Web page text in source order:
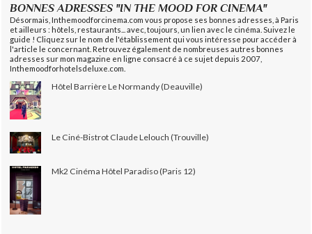
BONNES ADRESSES "IN THE MOOD FOR CINEMA"
Désormais, Inthemoodforcinema.com vous propose ses bonnes adresses, à Paris
et ailleurs : hôtels, restaurants... avec, toujours, un lien avec le cinéma. Suivez le
guide ! Cliquez sur le nom de l'établissement qui vous intéresse pour accéder à
l'article le concernant. Retrouvez également de nombreuses autres bonnes
adresses sur mon magazine en ligne consacré à ce sujet depuis 2007,
Inthemoodforhotelsdeluxe.com.
Hôtel Barrière Le Normandy (Deauville)
Le Ciné-Bistrot Claude Lelouch (Trouville)
Mk2 Cinéma Hôtel Paradiso (Paris 12)